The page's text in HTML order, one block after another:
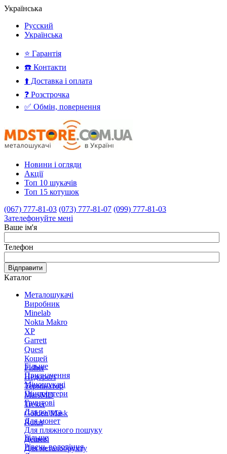
Українська
Русский
Українська
⭐ Гарантія
☎️ Контакти
⬆️ Доставка і оплата
❓ Розстрочка
✅ Обмін, повернення
Новини і огляди
Акції
Топ 10 шукачів
Топ 15 котушок
(067) 777-81-03 (073) 777-81-07 (099) 777-81-03
Зателефонуйте мені
Ваше ім'я
Телефон
Відправити
Каталог
Металошукачі
Виробник
Minelab
Nokta Makro
XP
Garrett
Quest
Кощей
Fisher
Недорогі
Термінатор
MarsMD
Treker
Golden Mask
Rutus
Більше
Призначення
Міношукачі
Пінпоінтери
Грунтові
Для золота
Для монет
Для пляжного пошуку
Дешеві
Для металобрухту
Більше
Рівень володіння